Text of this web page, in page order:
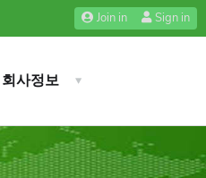
Join in Sign in
회사정보